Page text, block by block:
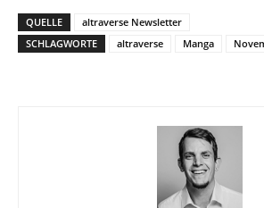
QUELLE
altraverse Newsletter
SCHLAGWORTE
altraverse Manga